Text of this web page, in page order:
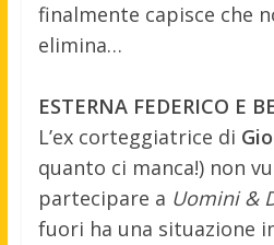
finalmente capisce che
elimina…
ESTERNA FEDERICO E
L’ex corteggiatrice di
quanto ci manca!) non
partecipare a Uomini &
fuori ha una situazione